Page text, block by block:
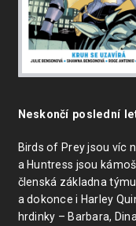
Neskončí poslední
Birds of Prey jsou víc
a Huntress jsou
členská základna
a dokonce i Harley
hrdinky – Barbara,